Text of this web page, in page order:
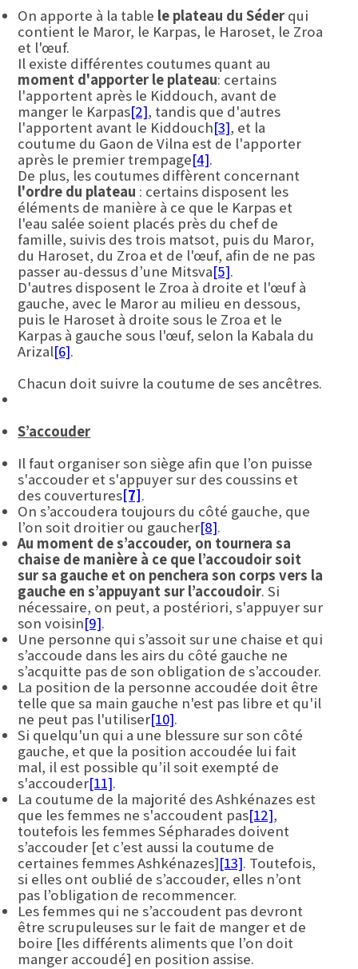
On apporte à la table le plateau du Séder qui
contient le Maror, le Karpas, le Haroset, le Zroa
et l'œuf.
Il existe différentes coutumes quant au
moment d'apporter le plateau: certains
l'apportent après le Kiddouch, avant de
manger le Karpas[2], tandis que d'autres
l'apportent avant le Kiddouch[3], et la
coutume du Gaon de Vilna est de l'apporter
après le premier trempage[4].
De plus, les coutumes diffèrent concernant
l'ordre du plateau : certains disposent les
éléments de manière à ce que le Karpas et
l'eau salée soient placés près du chef de
famille, suivis des trois matsot, puis du Maror,
du Haroset, du Zroa et de l'œuf, afin de ne pas
passer au-dessus d’une Mitsva[5].
D'autres disposent le Zroa à droite et l'œuf à
gauche, avec le Maror au milieu en dessous,
puis le Haroset à droite sous le Zroa et le
Karpas à gauche sous l'œuf, selon la Kabala du
Arizal[6].
Chacun doit suivre la coutume de ses ancêtres.
S’accouder
Il faut organiser son siège afin que l’on puisse
s'accouder et s'appuyer sur des coussins et
des couvertures[7].
On s’accoudera toujours du côté gauche, que
l’on soit droitier ou gaucher[8].
Au moment de s’accouder, on tournera sa
chaise de manière à ce que l’accoudoir soit
sur sa gauche et on penchera son corps vers la
gauche en s’appuyant sur l’accoudoir. Si
nécessaire, on peut, a postériori, s'appuyer sur
son voisin[9].
Une personne qui s’assoit sur une chaise et qui
s’accoude dans les airs du côté gauche ne
s’acquitte pas de son obligation de s’accouder.
La position de la personne accoudée doit être
telle que sa main gauche n'est pas libre et qu'il
ne peut pas l'utiliser[10].
Si quelqu'un qui a une blessure sur son côté
gauche, et que la position accoudée lui fait
mal, il est possible qu’il soit exempté de
s'accouder[11].
La coutume de la majorité des Ashkénazes est
que les femmes ne s'accoudent pas[12],
toutefois les femmes Sépharades doivent
s’accouder [et c’est aussi la coutume de
certaines femmes Ashkénazes][13]. Toutefois,
si elles ont oublié de s’accouder, elles n’ont
pas l’obligation de recommencer.
Les femmes qui ne s’accoudent pas devront
être scrupuleuses sur le fait de manger et de
boire [les différents aliments que l’on doit
manger accoudé] en position assise.